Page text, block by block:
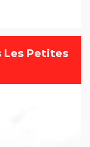
Les Petites